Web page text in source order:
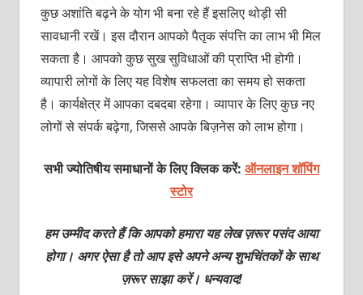
कुछ अशांति बढ़ने के योग भी बना रहे हैं इसलिए थोड़ी सी
सावधानी रखें। इस दौरान आपको पैतृक संपत्ति का लाभ भी मिल
सकता है। आपको कुछ सुख सुविधाओं की प्राप्ति भी होगी।
व्यापारी लोगों के लिए यह विशेष सफलता का समय हो सकता
है। कार्यक्षेत्र में आपका दबदबा रहेगा। व्यापार के लिए कुछ नए
लोगों से संपर्क बढ़ेगा, जिससे आपके बिज़नेस को लाभ होगा।
सभी ज्योतिषीय समाधानों के लिए क्लिक करें: ऑनलाइन शॉपिंग
स्टोर
हम उम्मीद करते हैं कि आपको हमारा यह लेख ज़रूर पसंद आया
होगा। अगर ऐसा है तो आप इसे अपने अन्य शुभचिंतकों के साथ
ज़रूर साझा करें। धन्यवाद!